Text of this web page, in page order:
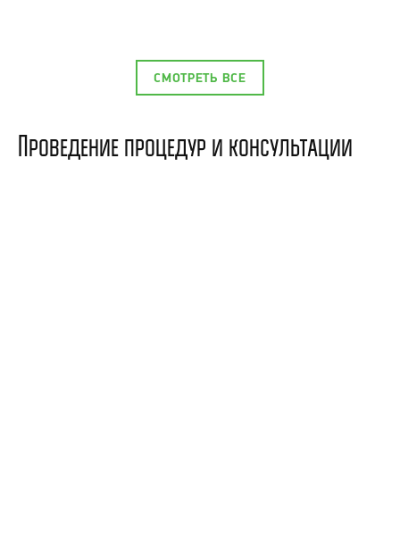
СМОТРЕТЬ ВСЕ
Проведение процедур и консультации